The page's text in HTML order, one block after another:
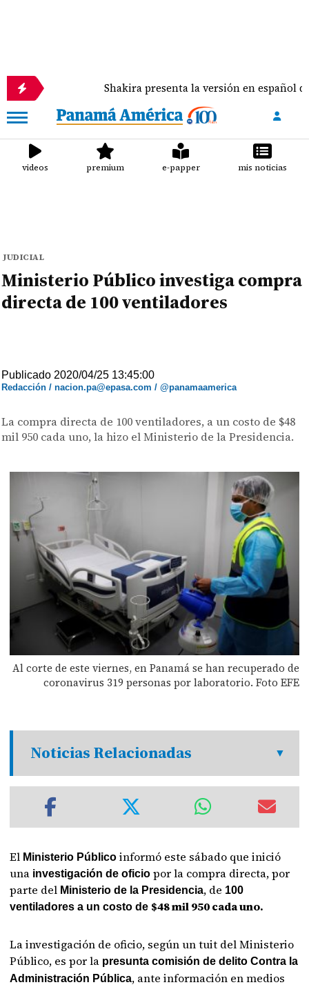
Shakira presenta la versión en español de 'Dai Dai',
videos premium e-papper mis noticias
JUDICIAL
Ministerio Público investiga compra
directa de 100 ventiladores
Publicado 2020/04/25 13:45:00
Redacción / nacion.pa@epasa.com / @panamaamerica
La compra directa de 100 ventiladores, a un costo de $48
mil 950 cada uno, la hizo el Ministerio de la Presidencia.
Al corte de este viernes, en Panamá se han recuperado de
coronavirus 319 personas por laboratorio. Foto EFE
Noticias Relacionadas
El Ministerio Público informó este sábado que inició
una investigación de oficiopor la compra directa, por
parte del Ministerio de la Presidencia, de 100
ventiladores a un costo de $48 mil 950cada uno.
La investigación de oficio, según un tuit del Ministerio
Público, es por la presunta comisión de delito Contra la
Administración Pública, ante información en medios